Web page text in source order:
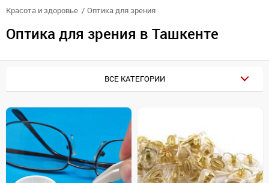
Красота и здоровье Оптика для зрения
Оптика для зрения в Ташкенте
ВСЕ КАТЕГОРИИ